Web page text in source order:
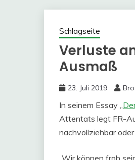
Schlagseite
Verluste
Ausmaß
23. Juli 2019
In seinem Essay „
Attentats legt FR-
nachvollziehbar
„Wir können froh